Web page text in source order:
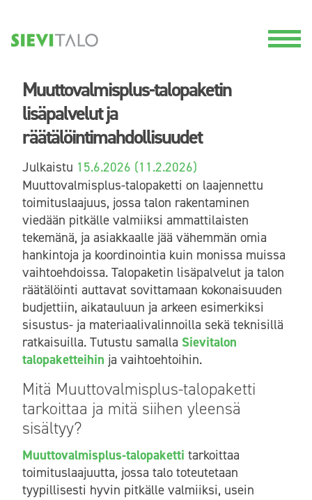
Muuttovalmisplus-talopaketin
lisäpalvelut ja
räätälöintimahdollisuudet
Julkaistu 15.6.2026 (11.2.2026)
Muuttovalmisplus-talopaketti on laajennettu
toimituslaajuus, jossa talon rakentaminen
viedään pitkälle valmiiksi ammattilaisten
tekemänä, ja asiakkaalle jää vähemmän omia
hankintoja ja koordinointia kuin monissa muissa
vaihtoehdoissa. Talopaketin lisäpalvelut ja talon
räätälöinti auttavat sovittamaan kokonaisuuden
budjettiin, aikatauluun ja arkeen esimerkiksi
sisustus- ja materiaalivalinnoilla sekä teknisillä
ratkaisuilla. Tutustu samalla Sievitalon
talopaketteihin ja vaihtoehtoihin.
Mitä Muuttovalmisplus-talopaketti
tarkoittaa ja mitä siihen yleensä
sisältyy?
Muuttovalmisplus-talopaketti tarkoittaa
toimituslaajuutta, jossa talo toteutetaan
tyypillisesti hyvin pitkälle valmiiksi, usein